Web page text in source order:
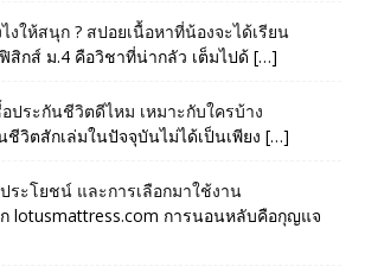
งให้สนุก ? สปอยเนื้อหาที่น้องจะได้เรียน
กส์ ม.4 คือวิชาที่น่ากลัว เต็มไปด้ […]
ประกันชีวิตดีไหม เหมาะกับใครบ้าง
ชีวิตสักเล่มในปัจจุบันไม่ได้เป็นเพียง […]
ระโยชน์ และการเลือกมาใช้งาน
lotusmattress.com การนอนหลับคือกุญแจ